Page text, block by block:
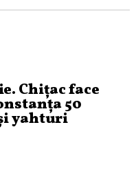
Chițac face
50
yahturi